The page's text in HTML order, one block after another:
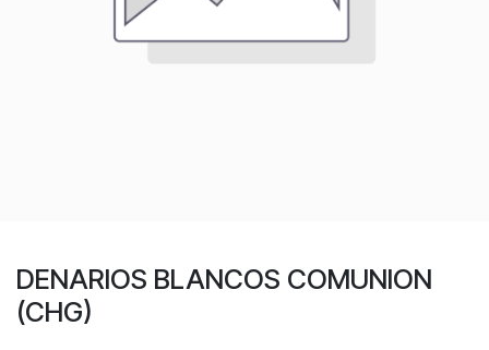
DENARIOS BLANCOS COMUNION
(CHG)